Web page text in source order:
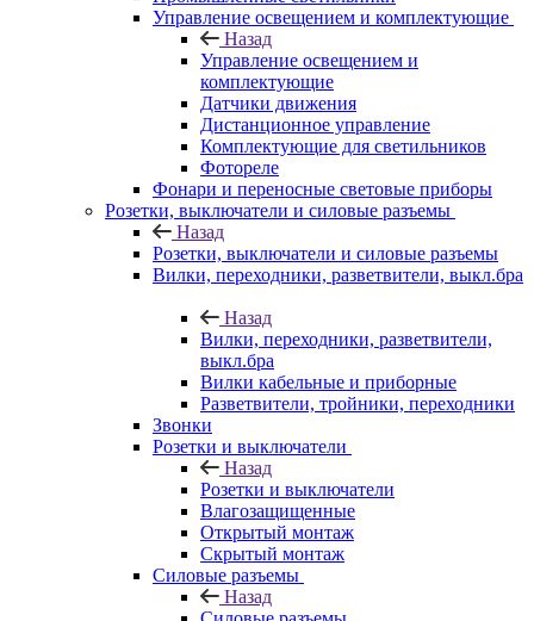
Управление освещением и комплектующие
Назад
Управление освещением и
комплектующие
Датчики движения
Дистанционное управление
Комплектующие для светильников
Фотореле
Фонари и переносные световые приборы
Розетки, выключатели и силовые разъемы
Назад
Розетки, выключатели и силовые разъемы
Вилки, переходники, разветвители, выкл.бра
Назад
Вилки, переходники, разветвители,
выкл.бра
Вилки кабельные и приборные
Разветвители, тройники, переходники
Звонки
Розетки и выключатели
Назад
Розетки и выключатели
Влагозащищенные
Открытый монтаж
Скрытый монтаж
Силовые разъемы
Назад